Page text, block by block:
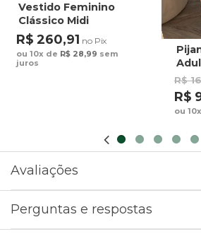
Vestido Feminino
Clássico Midi
Estampado Maxi
Arara Fundo Azul
R$ 260,91 no Pix
ou 10x de R$ 28,99 sem
juros
R$
R$
ou
Avaliações
Perguntas e respostas